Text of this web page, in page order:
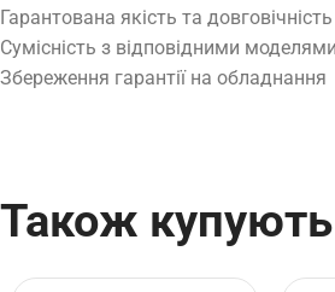
Гарантована якість та довговічність
Сумісність з відповідними
Збереження гарантії на обладнання
Також купують